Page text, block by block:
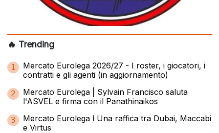
🔥 Trending
1
Mercato Eurolega 2026/27 - I roster, i giocatori, i
contratti e gli agenti (in aggiornamento)
2
Mercato Eurolega | Sylvain Francisco saluta
l'ASVEL e firma con il Panathinaikos
3
Mercato Eurolega l Una raffica tra Dubai, Maccabi
e Virtus